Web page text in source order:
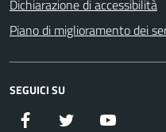
Dichiarazione di accessibilità
Piano di miglioramento dei
SEGUICI SU
Facebook Twitter